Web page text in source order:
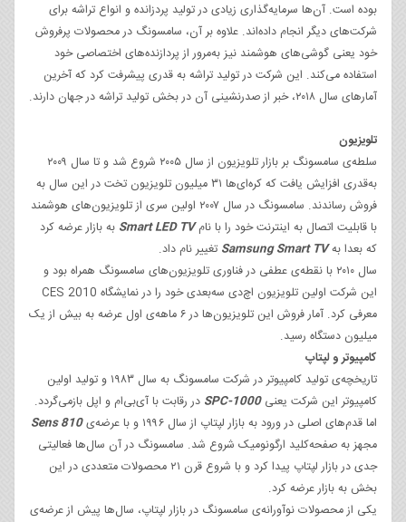
بوده است. آن‌ها سرمایه‌گذاری زیادی در تولید پردزانده و انواع تراشه برای
شرکت‌های دیگر انجام داده‌اند. علاوه بر آن، سامسونگ در محصولات پرفروش
خود یعنی گوشی‌های هوشمند نیز به‌مرور از پردازنده‌های اختصاصی خود
استفاده می‌کند. این شرکت در تولید تراشه‌ به قدری پیشرفت کرد که آخرین
آمارهای سال ۲۰۱۸، خبر از صدرنشینی آن‌ در بخش تولید تراشه در جهان دارند.
تلویزیون
سلطه‌ی سامسونگ بر بازار تلویزیون از سال ۲۰۰۵ شروع شد و تا سال ۲۰۰۹
به‌قدری افزایش یافت که کره‌ای‌ها ۳۱ میلیون تلویزیون تخت در این سال به
فروش رساندند. سامسونگ در سال ۲۰۰۷ اولین سری از تلویزیون‌های هوشمند
با قابلیت اتصال به اینترنت خود را با نامSmart LED TV به بازار عرضه کرد
که بعدا بهSamsung Smart TV تغییر نام داد.
سال ۲۰۱۰ با نقطه‌ی عطفی در فناوری تلویزیون‌های سامسونگ همراه بود و
این شرکت اولین تلویزیون اچ‌دی سه‌بعدی خود را در نمایشگاه CES 2010
معرفی کرد. آمار فروش این تلویزیون‌ها در ۶ ماهه‌ی اول عرضه به بیش از یک
میلیون دستگاه رسید.
کامپیوتر و لپتاپ
تاریخچه‌ی تولید کامپیوتر در شرکت سامسونگ به سال ۱۹۸۳ و تولید اولین
کامپیوتر این شرکت یعنیSPC-1000 در رقابت با آی‌بی‌ام و اپل باز‌می‌گردد.
اما قدم‌های اصلی در ورود به بازار لپتاپ‌ از سال ۱۹۹۶ و با عرضه‌ی
Sens 810
مجهز به صفحه‌کلید ارگونومیک شروع شد. سامسونگ در آن سال‌ها فعالیتی
جدی در بازار لپتاپ پیدا کرد و با شروع قرن ۲۱ محصولات متعددی در این
بخش به بازار عرضه کرد.
یکی از محصولات نوآورانه‌ی سامسونگ در بازار لپتاپ، سال‌ها پیش از عرضه‌ی